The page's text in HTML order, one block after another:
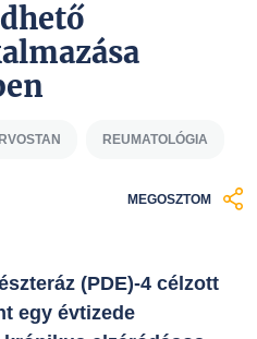
REUMATOLÓGIA
MEGOSZTOM
(PDE)-4 célzott
egy évtizede